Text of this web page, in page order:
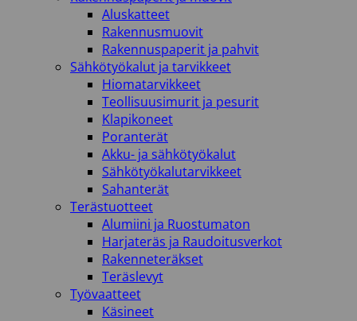
Aluskatteet
Rakennusmuovit
Rakennuspaperit ja pahvit
Sähkötyökalut ja tarvikkeet
Hiomatarvikkeet
Teollisuusimurit ja pesurit
Klapikoneet
Poranterät
Akku- ja sähkötyökalut
Sähkötyökalutarvikkeet
Sahanterät
Terästuotteet
Alumiini ja Ruostumaton
Harjateräs ja Raudoitusverkot
Rakenneteräkset
Teräslevyt
Työvaatteet
Käsineet